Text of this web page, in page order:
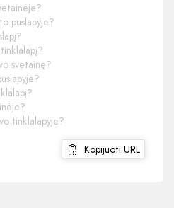
puslapyje?
svetainę?
tinklalapyje?
Kopijuoti URL